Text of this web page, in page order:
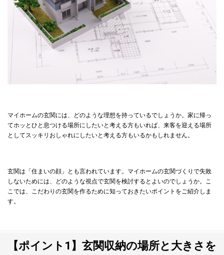
マイホームの玄関には、どのような理想を持っているでしょうか。家に帰っ
てホッとひと息つける場所にしたいと考える方もいれば、来客を迎える場所
としてスッキリおしゃれにしたいと考える方もいるかもしれません。
玄関は「住まいの顔」とも言われています。マイホームの玄関づくりで失敗
しないためには、どのような視点で玄関を検討するとよいのでしょうか。こ
こでは、こだわりの玄関を作るために知っておきたいポイントをご紹介しま
す。
【ポイント1】玄関収納の場所と大きさを